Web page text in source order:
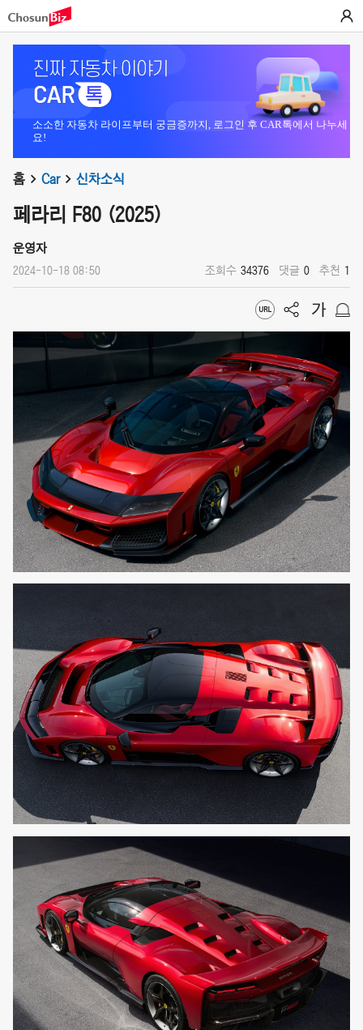
소소한 자동차 라이프부터 궁금증까지, 로그인 후 CAR톡에서 나누세
요!
홈 Car 신차소식
페라리 F80 (2025)
운영자
2024-10-18 08:50 조회수 34376 댓글 0 추천 1